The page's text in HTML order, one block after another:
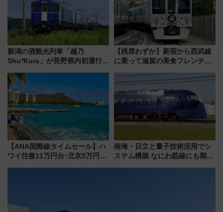
新潟の酒観光列車「越乃
Shu*Kura」が長野県内初運行！
別企画
【残席わずか】新宿から西武線
に乗って滋賀の美食フレンチを
「52席の至福」で味わう近江牛
や伝統文化の特別コラボ
【ANA国際線タイムセール】ハ
ワイ往復11万円台･北京5万円台
南海・日立と量子技術活用でシ
ステム構築 なにわ筋線にも期待